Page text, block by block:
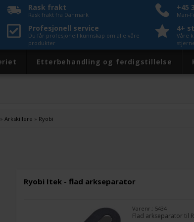
Rask frakt
Rask frakt fra Danmark
+45
Man-
Profesjonell service
Du får profesjonell kunnskap om alle våre
produkter
4+
Våre
Etterbehandling og ferdigstillelse
» Arkskillere » Ryobi
Ryobi Itek - flad arkseparator
Varenr.: 5434
Flad arkseparator til